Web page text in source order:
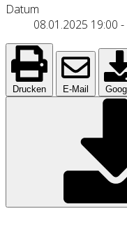
Datum
08.01.2025 19:00 -
Drucken E-Mail